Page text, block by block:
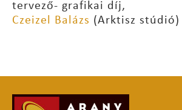
tervező- grafikai díj,
Czeizel Balázs (Arktisz